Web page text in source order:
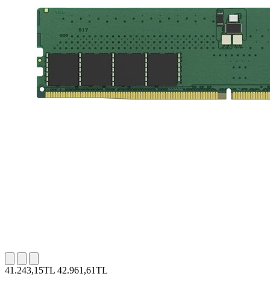
41.243,15TL 42.961,61TL